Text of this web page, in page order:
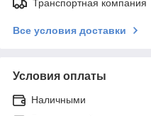
Транспортная компания
Все условия доставки
Условия оплаты
Наличными